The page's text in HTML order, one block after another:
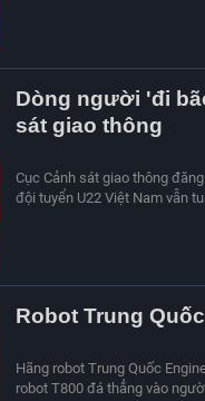
Dòng người 'đi
sát giao thông
Cục Cảnh sát giao thông
đội tuyển U22 Việt Nam vẫn
Robot Trung
Hãng robot Trung Quốc
robot T800 đá thẳng vào